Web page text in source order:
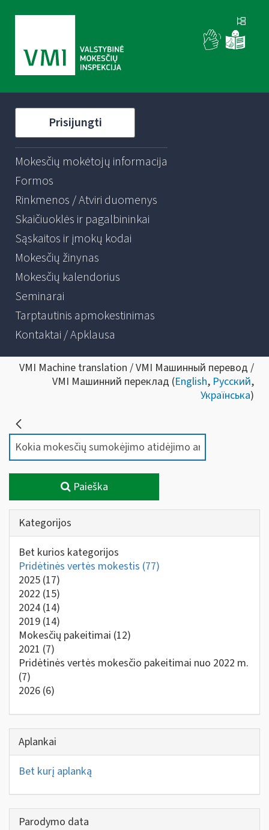
Prisijungti
Mokesčių mokėtojų informacija
Formos
Rinkmenos / Atviri duomenys
Skaičiuoklės ir pagalbininkai
Sąskaitos ir įmokų kodai
Mokesčių žinynas
Mokesčių kalendorius
Seminarai
Tarptautinis apmokestinimas
Kontaktai / Apklausa
VMI Machine translation / VMI Машинный перевод /
VMI Машинний переклад (English, Русский,
Українська)
Paieška
Kategorijos
Bet kurios kategorijos
Pridėtinės vertės mokestis (77)
2025 (17)
2022 (15)
2024 (14)
2019 (14)
Mokesčių pakeitimai (12)
2021 (7)
Pridėtinės vertės mokesčio pakeitimai nuo 2022 m.
(7)
2026 (6)
Aplankai
Bet kurį aplanką
Parodymo data